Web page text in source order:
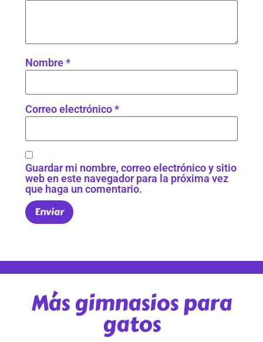
Nombre*
Correo electrónico*
Guardar mi nombre, correo electrónico y sitio
web en este navegador para la próxima vez
que haga un comentario.
Más gimnasios para
gatos